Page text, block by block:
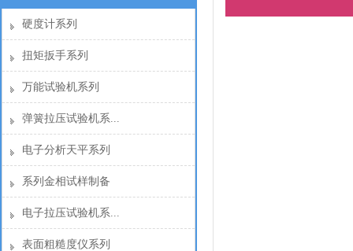
硬度计系列
扭矩扳手系列
万能试验机系列
弹簧拉压试验机系...
电子分析天平系列
系列金相试样制备
电子拉压试验机系...
表面粗糙度仪系列